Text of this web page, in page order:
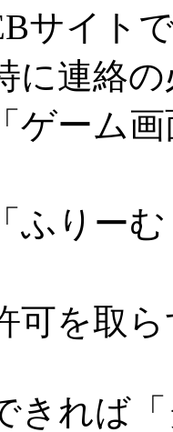
トでゲ
の必
面の
・ゲ
ずに
タイ